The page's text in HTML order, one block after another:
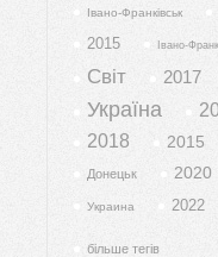
Івано-Франківськ
2015 Івано-
Світ 2017
Україна
2018
2015
Донецьк 2020
Украина 2022
більше тегів